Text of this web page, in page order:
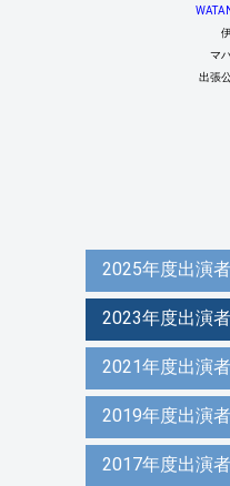
マ
出張
2025年度出演者
2023年度出演者
2021年度出演者
2019年度出演者
2017年度出演者